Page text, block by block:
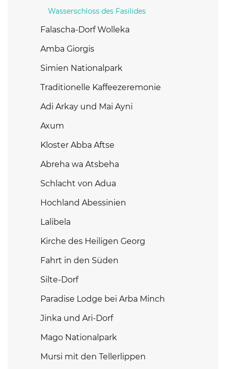
Wasserschloss des Fasilides
Falascha-Dorf Wolleka
Amba Giorgis
Simien Nationalpark
Traditionelle Kaffeezeremonie
Adi Arkay und Mai Ayni
Axum
Kloster Abba Aftse
Abreha wa Atsbeha
Schlacht von Adua
Hochland Abessinien
Lalibela
Kirche des Heiligen Georg
Fahrt in den Süden
Silte-Dorf
Paradise Lodge bei Arba Minch
Jinka und Ari-Dorf
Mago Nationalpark
Mursi mit den Tellerlippen